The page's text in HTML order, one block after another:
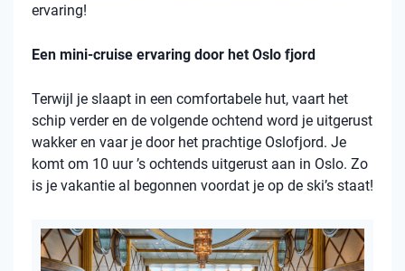
ervaring!
Een mini-cruise ervaring door het Oslo fjord
Terwijl je slaapt in een comfortabele hut, vaart het
schip verder en de volgende ochtend word je uitgerust
wakker en vaar je door het prachtige Oslofjord. Je
komt om 10 uur ’s ochtends uitgerust aan in Oslo. Zo
is je vakantie al begonnen voordat je op de ski’s staat!